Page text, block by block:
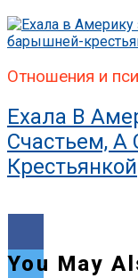
Отношения и
Ехала В
Счастьем,
Крестьянкой
You May